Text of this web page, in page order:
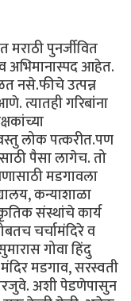
पुनर्जीवित
अभिमानास्पद आहेत.
नसे.फीचे उत्पन्न
त्यातही गरिबांना
लोक पत्करीत.पण
पैसा लागेच. तो
मडगावला
कन्याशाळा
संस्थांचे कार्य
चर्चामंदिरे व
गोवा हिंदु
मडगाव, सरस्वती
अशी पेडणेपासुन